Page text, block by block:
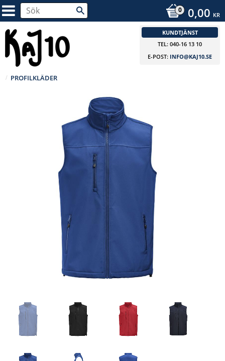
0,00 KR
KUNDTJÄNST
TEL: 040-16 13 10
E-POST: INFO@KAJ10.SE
PROFILKLÄDER